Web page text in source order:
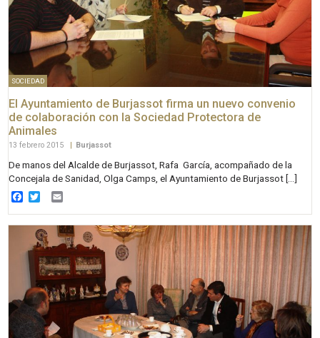
SOCIEDAD
El Ayuntamiento de Burjassot firma un nuevo convenio
de colaboración con la Sociedad Protectora de
Animales
13 febrero 2015 | Burjassot
De manos del Alcalde de Burjassot, Rafa García, acompañado de la
Concejala de Sanidad, Olga Camps, el Ayuntamiento de Burjassot […]
Facebook
Twitter